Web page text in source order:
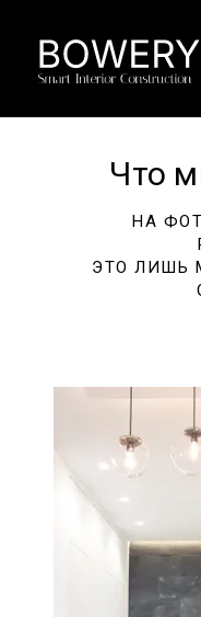
Что
НА
ЭТО ЛИШЬ